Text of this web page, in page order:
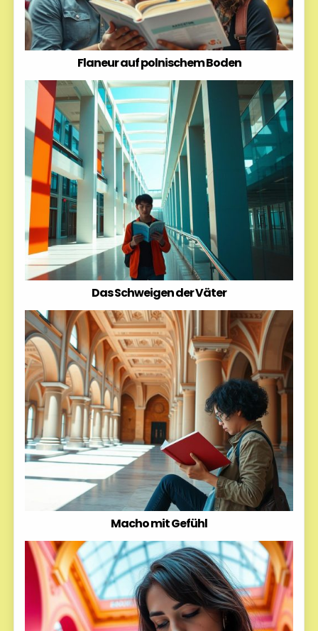
Flaneur auf polnischem Boden
Das Schweigen der Väter
Macho mit Gefühl